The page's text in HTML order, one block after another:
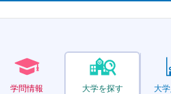
学問情報 大学を探す 大学